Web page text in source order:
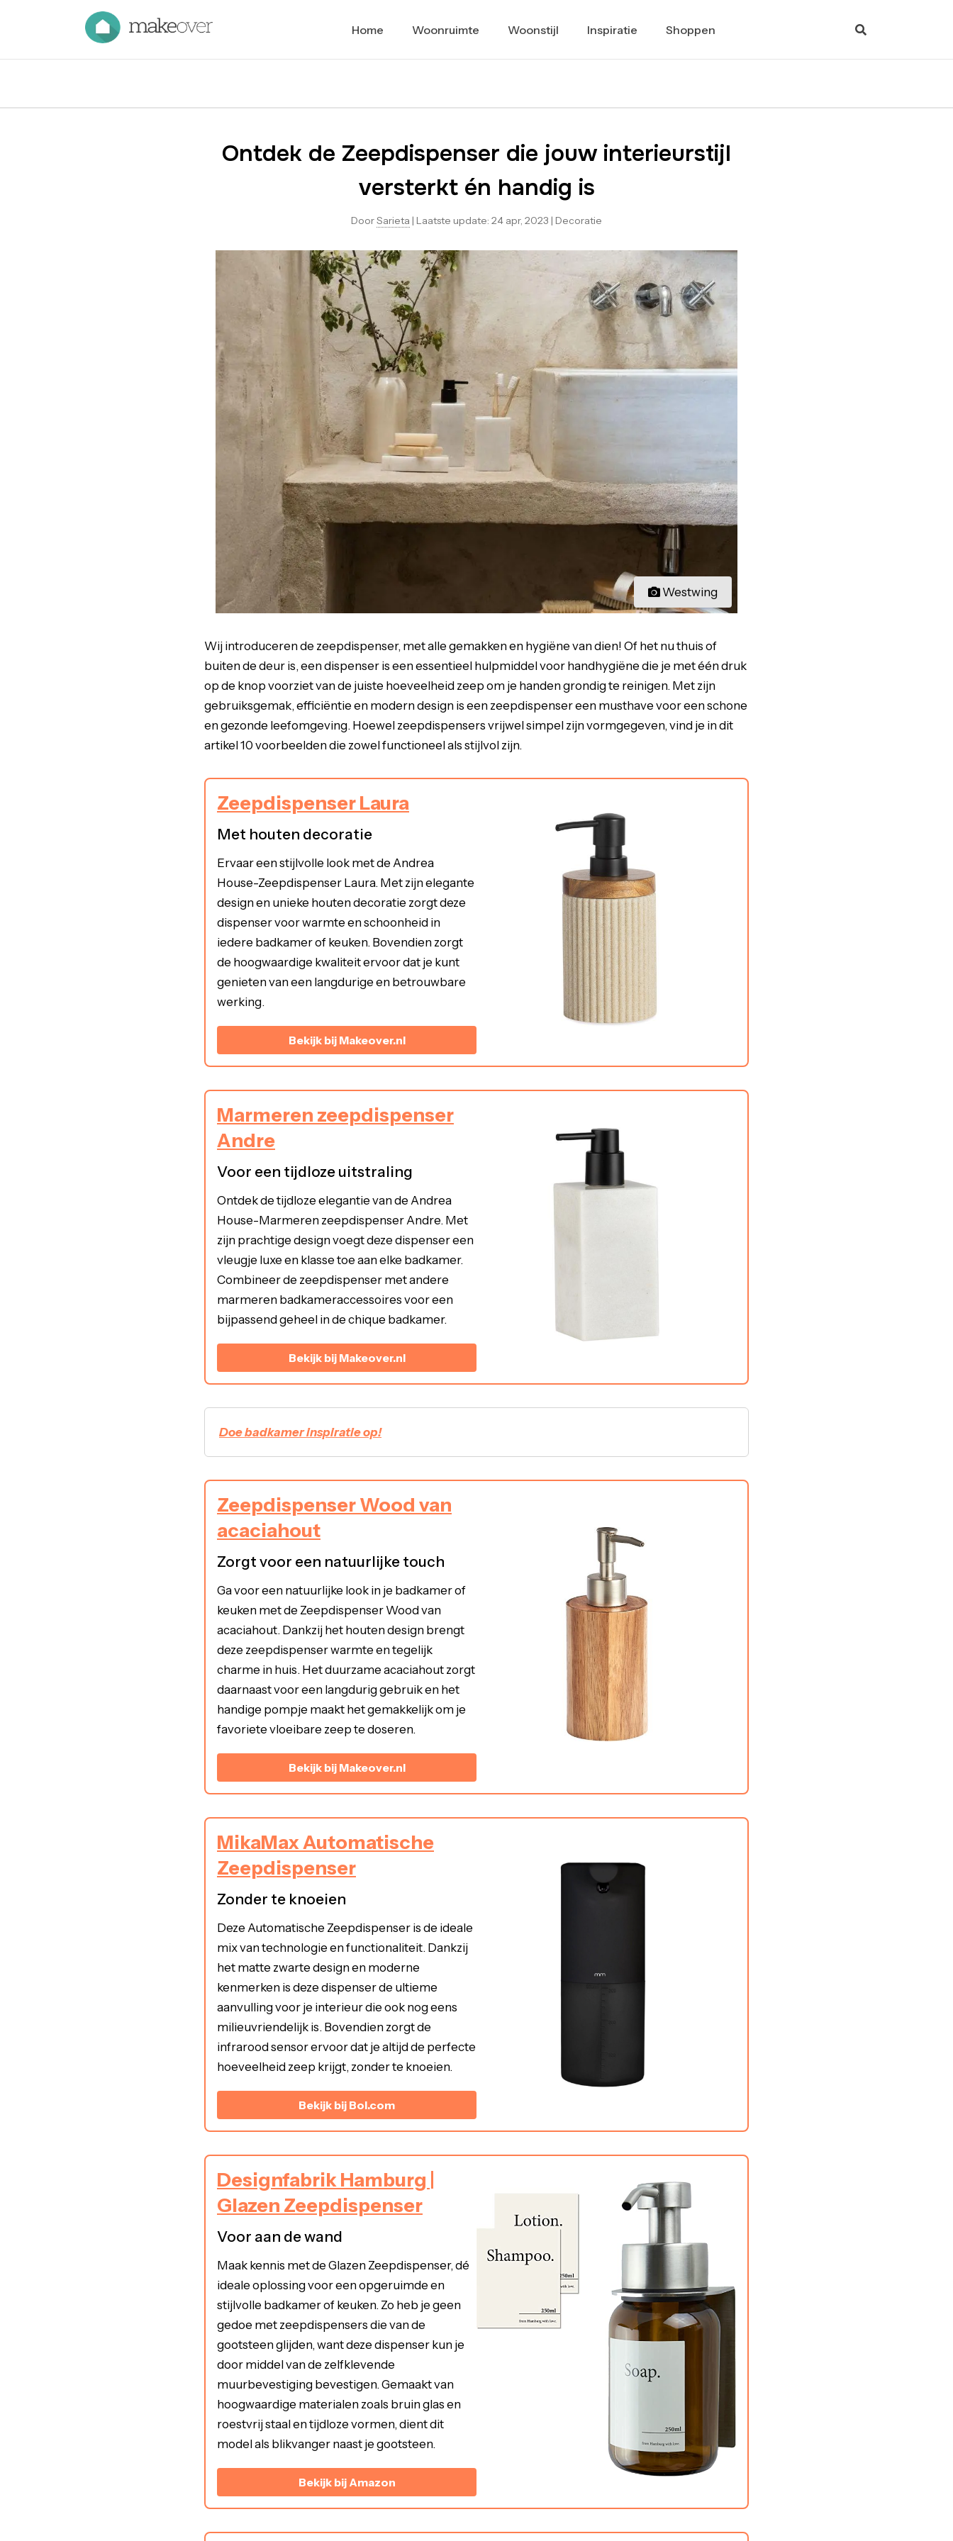
Home Woonruimte Woonstijl Inspiratie Shoppen
Ontdek de Zeepdispenser die jouw interieurstijl
versterkt én handig is
DoorSarieta | Laatste update: 24 apr, 2023 | Decoratie
Westwing
Wij introduceren de zeepdispenser, met alle gemakken en hygiëne van dien! Of het nu thuis of
buiten de deur is, een dispenser is een essentieel hulpmiddel voor handhygiëne die je met één druk
op de knop voorziet van de juiste hoeveelheid zeep om je handen grondig te reinigen. Met zijn
gebruiksgemak, efficiëntie en modern design is een zeepdispenser een musthave voor een schone
en gezonde leefomgeving. Hoewel zeepdispensers vrijwel simpel zijn vormgegeven, vind je in dit
artikel 10 voorbeelden die zowel functioneel als stijlvol zijn.
Zeepdispenser Laura
Met houten decoratie
Ervaar een stijlvolle look met de Andrea
House-Zeepdispenser Laura. Met zijn elegante
design en unieke houten decoratie zorgt deze
dispenser voor warmte en schoonheid in
iedere badkamer of keuken. Bovendien zorgt
de hoogwaardige kwaliteit ervoor dat je kunt
genieten van een langdurige en betrouwbare
werking.
Bekijk bij Makeover.nl
Marmeren zeepdispenser
Andre
Voor een tijdloze uitstraling
Ontdek de tijdloze elegantie van de Andrea
House-Marmeren zeepdispenser Andre. Met
zijn prachtige design voegt deze dispenser een
vleugje luxe en klasse toe aan elke badkamer.
Combineer de zeepdispenser met andere
marmeren badkameraccessoires voor een
bijpassend geheel in de chique badkamer.
Bekijk bij Makeover.nl
Doe badkamer inspiratie op!
Zeepdispenser Wood van
acaciahout
Zorgt voor een natuurlijke touch
Ga voor een natuurlijke look in je badkamer of
keuken met de Zeepdispenser Wood van
acaciahout. Dankzij het houten design brengt
deze zeepdispenser warmte en tegelijk
charme in huis. Het duurzame acaciahout zorgt
daarnaast voor een langdurig gebruik en het
handige pompje maakt het gemakkelijk om je
favoriete vloeibare zeep te doseren.
Bekijk bij Makeover.nl
MikaMax Automatische
Zeepdispenser
Zonder te knoeien
Deze Automatische Zeepdispenser is de ideale
mix van technologie en functionaliteit. Dankzij
het matte zwarte design en moderne
kenmerken is deze dispenser de ultieme
aanvulling voor je interieur die ook nog eens
milieuvriendelijk is. Bovendien zorgt de
infrarood sensor ervoor dat je altijd de perfecte
hoeveelheid zeep krijgt, zonder te knoeien.
Bekijk bij Bol.com
Designfabrik Hamburg |
Glazen Zeepdispenser
Voor aan de wand
Maak kennis met de Glazen Zeepdispenser, dé
ideale oplossing voor een opgeruimde en
stijlvolle badkamer of keuken. Zo heb je geen
gedoe met zeepdispensers die van de
gootsteen glijden, want deze dispenser kun je
door middel van de zelfklevende
muurbevestiging bevestigen. Gemaakt van
hoogwaardige materialen zoals bruin glas en
roestvrij staal en tijdloze vormen, dient dit
model als blikvanger naast je gootsteen.
Bekijk bij Amazon